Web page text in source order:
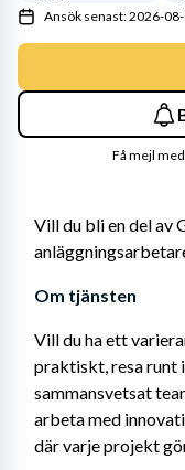
Vill du bli en del av
Om tjänsten
Vill du ha ett
praktiskt, resa runt
sammansvetsat
arbeta med
där varje projekt
Ansök senast: 2026-
Få mejl